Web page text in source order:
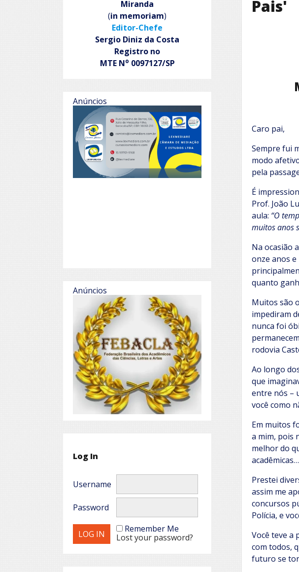
Pais'
Caro pai,
Sempre fui
modo
pela
É
Prof. João
aula: “O
muitos anos
Na ocasião
onze anos
quanto
Muitos são
impediram
nunca foi
rodovia
Ao longo
que
entre nós –
você como
Em muitos
a mim, pois
melhor do
acadêmicas…
Prestei
assim me
concursos
Polícia, e
Você teve a
com todos,
futuro se
Miranda
(in memoriam)
Editor-Chefe
Sergio Diniz da Costa
Registro no
MTE No 0097127/SP
Anúncios
Anúncios
Log In
Username
Password
Remember Me
Lost your password?